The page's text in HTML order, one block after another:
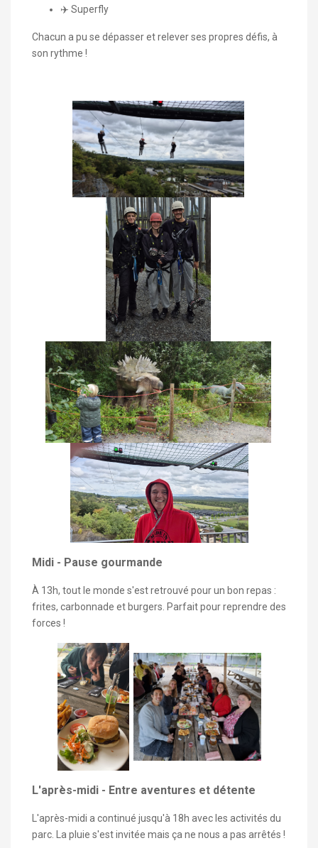
✈️ Superfly
Chacun a pu se dépasser et relever ses propres défis, à
son rythme !
Midi - Pause gourmande
À 13h, tout le monde s'est retrouvé pour un bon repas :
frites, carbonnade et burgers. Parfait pour reprendre des
forces !
L'après-midi - Entre aventures et détente
L'après-midi a continué jusqu'à 18h avec les activités du
parc. La pluie s'est invitée mais ça ne nous a pas arrêtés !